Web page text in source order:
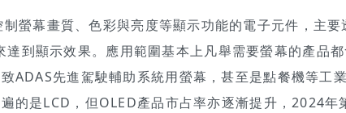
幕畫質、色彩與亮度等顯示功能的電子元件，主要
到顯示效果。應用範圍基本上凡舉需要螢幕的產品
ADAS先進駕駛輔助系統用螢幕，甚至是點餐機等工
的是LCD，但OLED產品市占率亦逐漸提升，2024年